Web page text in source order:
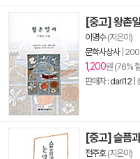
[중고] 왕촌일
이명수(지은이)
문학사상사|
1,200원 (76%
판매자 :dari12 |
[중고] 슬픔
전주호(지은이)